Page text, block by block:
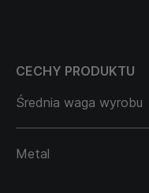
CECHY PRODUKTU
Średnia waga wyrobu
Metal